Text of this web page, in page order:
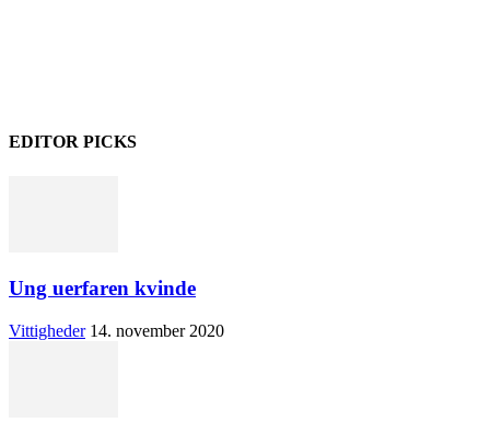
EDITOR PICKS
Ung uerfaren kvinde
Vittigheder 14. november 2020